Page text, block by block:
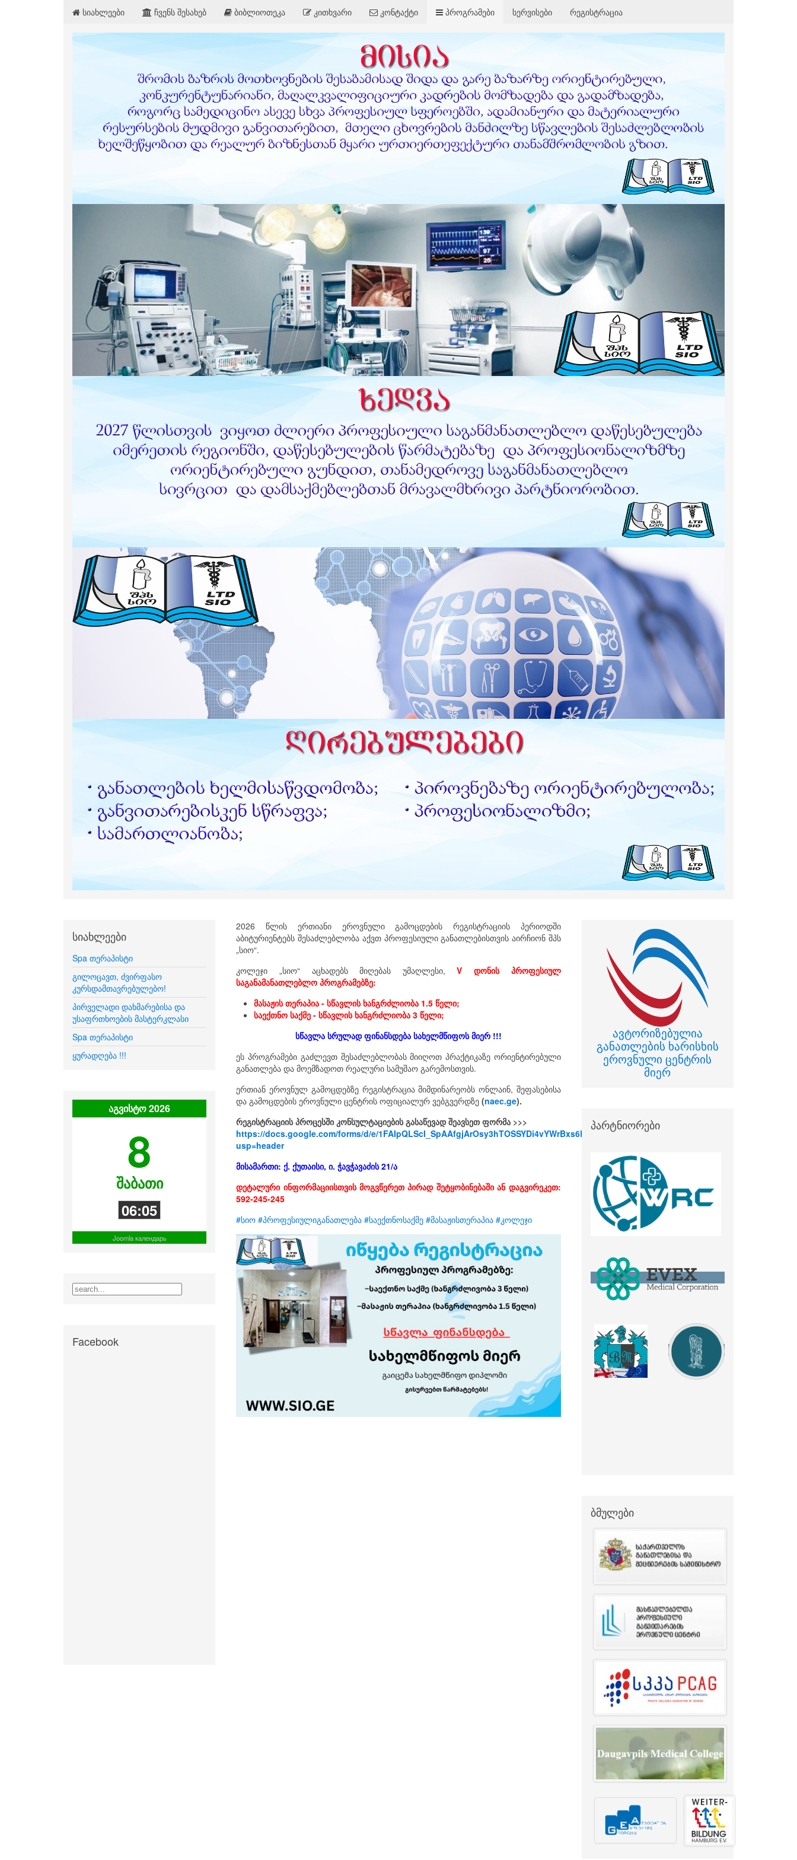
სიახლეები ჩვენს შესახებ ბიბლიოთეკა კითხვარი კონტაქტი პროგრამები სერვისები რეგისტრაცია
2026 წლის ერთიანი ეროვნული გამოცდების რეგისტრაციის პერიოდში
აბიტურიენტებს შესაძლებლობა აქვთ პროფესიული განათლებისთვის აირჩიონ შპს
„სიო“.
კოლეჯი „სიო“ აცხადებს მიღებას უმაღლესი,V დონის პროფესიულ
საგანამანათლებლო პროგრამებზე:
მასაჟის თერაპია - სწავლის ხანგრძლიობა 1.5 წელი;
საექთნო საქმე - სწავლის ხანგრძლიობა 3 წელი;
სწავლა სრულად ფინანსდება სახელმწიფოს მიერ !!!
ეს პროგრამები გაძლევთ შესაძლებლობას მიიღოთ პრაქტიკაზე ორიენტირებული
განათლება და მოემზადოთ რეალური სამუშაო გარემოსთვის.
ერთიან ეროვნულ გამოცდებზე რეგისტრაცია მიმდინარეობს ონლაინ, შეფასებისა
და გამოცდების ეროვნული ცენტრის ოფიციალურ ვებგვერდზე(naec.ge).
რეგისტრაციის პროცესში კონსულტაციების გასაწევად შეავსეთ ფორმა >>>
https://docs.google.com/forms/d/e/1FAIpQLScI_SpAAfgjArOsy3hTOSSYDi4vYWrBxs6Duu28BuASMWRihQ/viewform?
usp=header
მისამართი: ქ. ქუთაისი, ი. ჭავჭავაძის 21/ა
დეტალური ინფორმაციისთვის მოგვწერეთ პირად შეტყობინებაში ან დაგვირეკეთ:
592-245-245
#სიო #პროფესიულიგანათლება #საექთნოსაქმე #მასაჟისთერაპია #კოლეჯი
ავტორიზებულია
განათლების ხარისხის
ეროვნული ცენტრის
მიერ
პარტნიორები
ბმულები
სიახლეები
Spa თერაპისტი
გილოცავთ, ძვირფასო
კურსდამთავრებულებო!
პირველადი დახმარებისა და
უსაფრთხოების მასტერკლასი
Spa თერაპისტი
ყურადღება !!!
აგვისტო 2026
8
შაბათი
06:05
Joomla календарь
Facebook